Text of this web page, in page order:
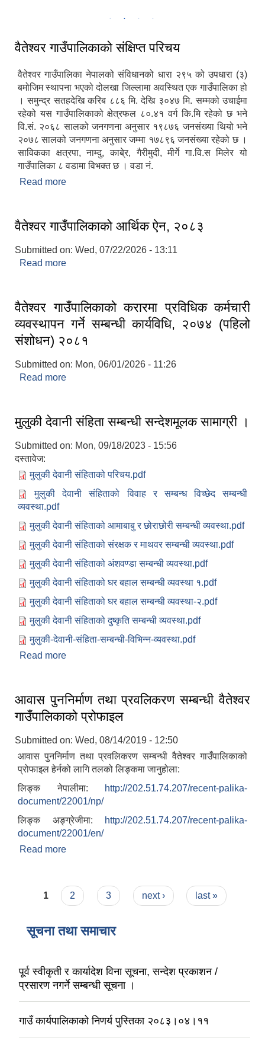
वैतेश्वर गाउँपालिकाको संक्षिप्त परिचय
वैतेश्वर गाउँपालिका नेपालको संविधानको धारा २९५ को उपधारा (३)
बमोजिम स्थापना भएको दोलखा जिल्लामा अवस्थित एक गाउँपालिका हो
। समुन्द्र सतहदेखि करिब ८८६ मि. देखि ३०४७ मि. सम्मको उचाईमा
रहेको यस गाउँपालिकाको क्षेत्रफल ८०.४१ वर्ग कि.मि रहेको छ भने
वि.सं. २०६८ सालको जनगणना अनुसार १९८७६ जनसंख्या थियो भने
२०७८ सालको जनगणना अनुसार जम्मा १७८९६ जनसंख्या रहेको छ ।
साविकका क्षत्रपा, नाम्दु, काबे्र, गैरीमुदी, मीर्गे गा.वि.स मिलेर यो
गाउँपालिका ८ वडामा विभक्त छ । वडा नं.
Read more
वैतेश्वर गाउँपालिकाको आर्थिक ऐन, २०८३
Submitted on: Wed, 07/22/2026 - 13:11
Read more
वैतेश्वर गाउँपालिकाको करारमा प्रविधिक कर्मचारी
व्यवस्थापन गर्ने सम्बन्धी कार्यविधि, २०७४ (पहिलो
संशोधन) २०८१
Submitted on: Mon, 06/01/2026 - 11:26
Read more
मुलुकी देवानी संहिता सम्बन्धी सन्देशमूलक सामाग्री ।
Submitted on: Mon, 09/18/2023 - 15:56
दस्तावेज:
मुलुकी देवानी संहिताको परिचय.pdf
मुलुकी देवानी संहिताको विवाह र सम्बन्ध विच्छेद सम्बन्धी
व्यवस्था.pdf
मुलुकी देवानी संहिताको आमाबाबु र छोराछोरी सम्बन्धी व्यवस्था.pdf
मुलुकी देवानी संहिताको संरक्षक र माथवर सम्बन्धी व्यवस्था.pdf
मुलुकी देवानी संहिताको अंशवण्डा सम्बन्धी व्यवस्था.pdf
मुलुकी देवानी संहिताको घर बहाल सम्बन्धी व्यवस्था १.pdf
मुलुकी देवानी संहिताको घर बहाल सम्बन्धी व्यवस्था-२.pdf
मुलुकी देवानी संहिताको दुष्कृति सम्बन्धी व्यवस्था.pdf
मुलुकी-देवानी-संहिता-सम्बन्धी-विभिन्न-व्यवस्था.pdf
Read more
आवास पुननिर्माण तथा प्रवलिकरण सम्बन्धी वैतेश्वर
गाउँपालिकाको प्रोफाइल
Submitted on: Wed, 08/14/2019 - 12:50
आवास पुननिर्माण तथा प्रवलिकरण सम्बन्धी वैतेश्वर गाउँपालिकाको
प्रोफाइल हेर्नको लागि तलको लिङ्कमा जानुहोला:
लिङ्क नेपालीमा:
http://202.51.74.207/recent-palika-
document/22001/np/
लिङ्क अङ्ग्रेजीमा:
http://202.51.74.207/recent-palika-
document/22001/en/
Read more
Pages
1 2 3 next › last »
सूचना तथा समाचार
पूर्व स्वीकृती र कार्यादेश विना सूचना, सन्देश प्रकाशन /
प्रसारण नगर्ने सम्बन्धी सूचना ।
गाउँ कार्यपालिकाको निणर्य पुस्तिका २०८३।०४।११